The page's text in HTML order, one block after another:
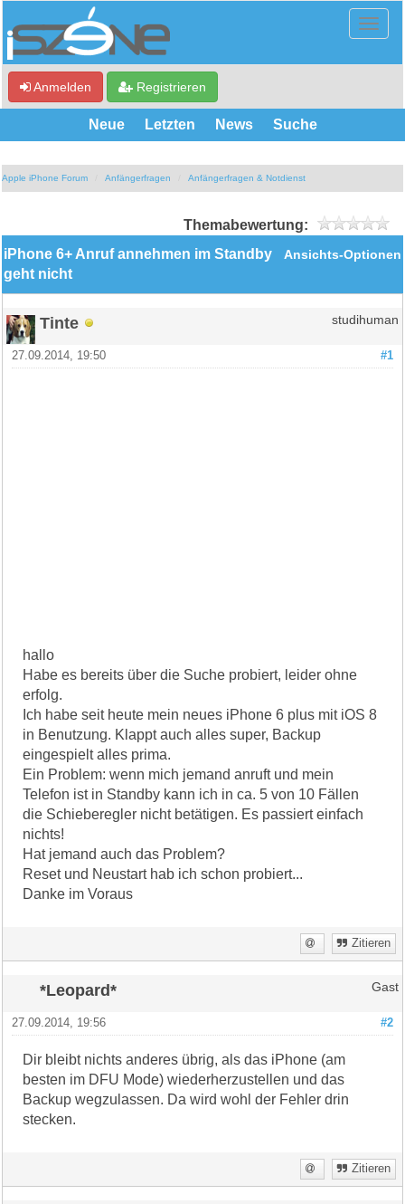
Anmelden Registrieren
Neue Letzten News Suche
Apple iPhone Forum Anfängerfragen Anfängerfragen & Notdienst
Themabewertung:
Ansichts-Optionen
iPhone 6+ Anruf annehmen im Standby
geht nicht
Tinte studihuman
#1
27.09.2014, 19:50
hallo
Habe es bereits über die Suche probiert, leider ohne
erfolg.
Ich habe seit heute mein neues iPhone 6 plus mit iOS 8
in Benutzung. Klappt auch alles super, Backup
eingespielt alles prima.
Ein Problem: wenn mich jemand anruft und mein
Telefon ist in Standby kann ich in ca. 5 von 10 Fällen
die Schieberegler nicht betätigen. Es passiert einfach
nichts!
Hat jemand auch das Problem?
Reset und Neustart hab ich schon probiert...
Danke im Voraus
Zitieren
*Leopard* Gast
#2
27.09.2014, 19:56
Dir bleibt nichts anderes übrig, als das iPhone (am
besten im DFU Mode) wiederherzustellen und das
Backup wegzulassen. Da wird wohl der Fehler drin
stecken.
Zitieren